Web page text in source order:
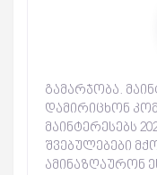
გამარჯობა.
დამირიცხონ
მაინტერესებს
შვებულებები
ამინაზღაურონ